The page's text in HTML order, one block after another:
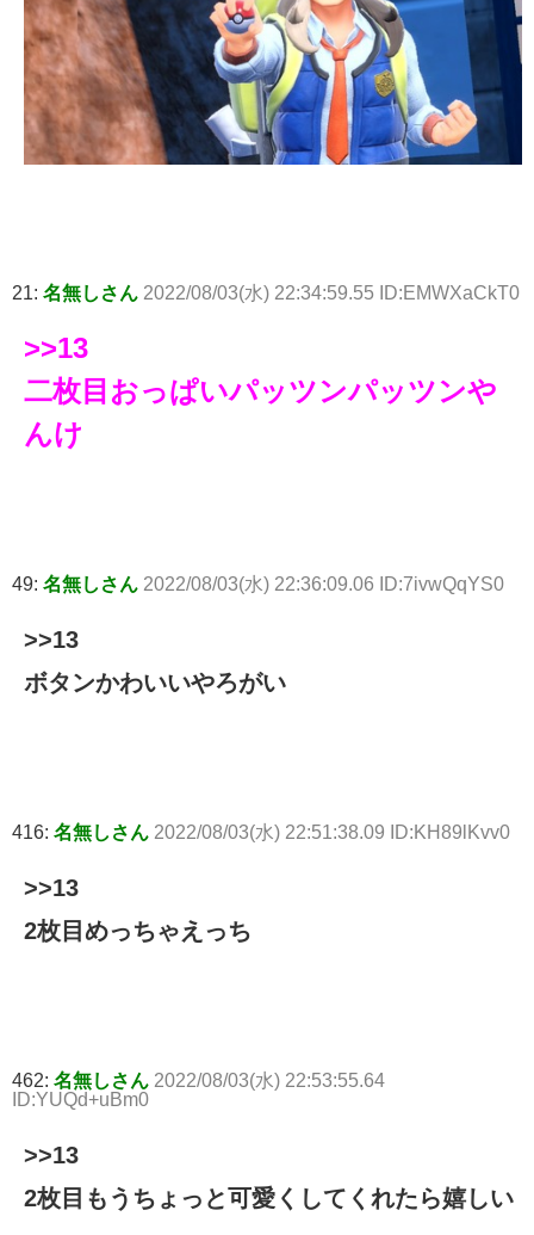
21: 名無しさん 2022/08/03(水) 22:34:59.55 ID:EMWXaCkT0
>>13
二枚目おっぱいパッツンパッツンや
んけ
49: 名無しさん 2022/08/03(水) 22:36:09.06 ID:7ivwQqYS0
>>13
ボタンかわいいやろがい
416: 名無しさん 2022/08/03(水) 22:51:38.09 ID:KH89lKvv0
>>13
2枚目めっちゃえっち
462: 名無しさん 2022/08/03(水) 22:53:55.64
ID:YUQd+uBm0
>>13
2枚目もうちょっと可愛くしてくれたら嬉しい